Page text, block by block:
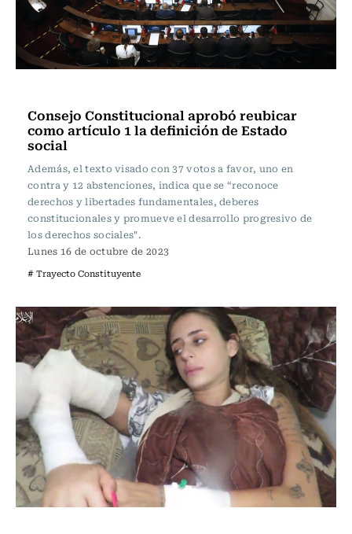
Consejo Constitucional aprobó reubicar
como artículo 1 la definición de Estado
social
Además, el texto visado con 37 votos a favor, uno en
contra y 12 abstenciones, indica que se “reconoce
derechos y libertades fundamentales, deberes
constitucionales y promueve el desarrollo progresivo de
los derechos sociales".
Lunes 16 de octubre de 2023
# Trayecto Constituyente